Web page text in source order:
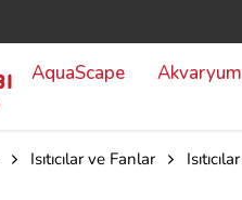
AquaScape Akvaryum
Isıtıcılar ve Fanlar Isıtıcılar